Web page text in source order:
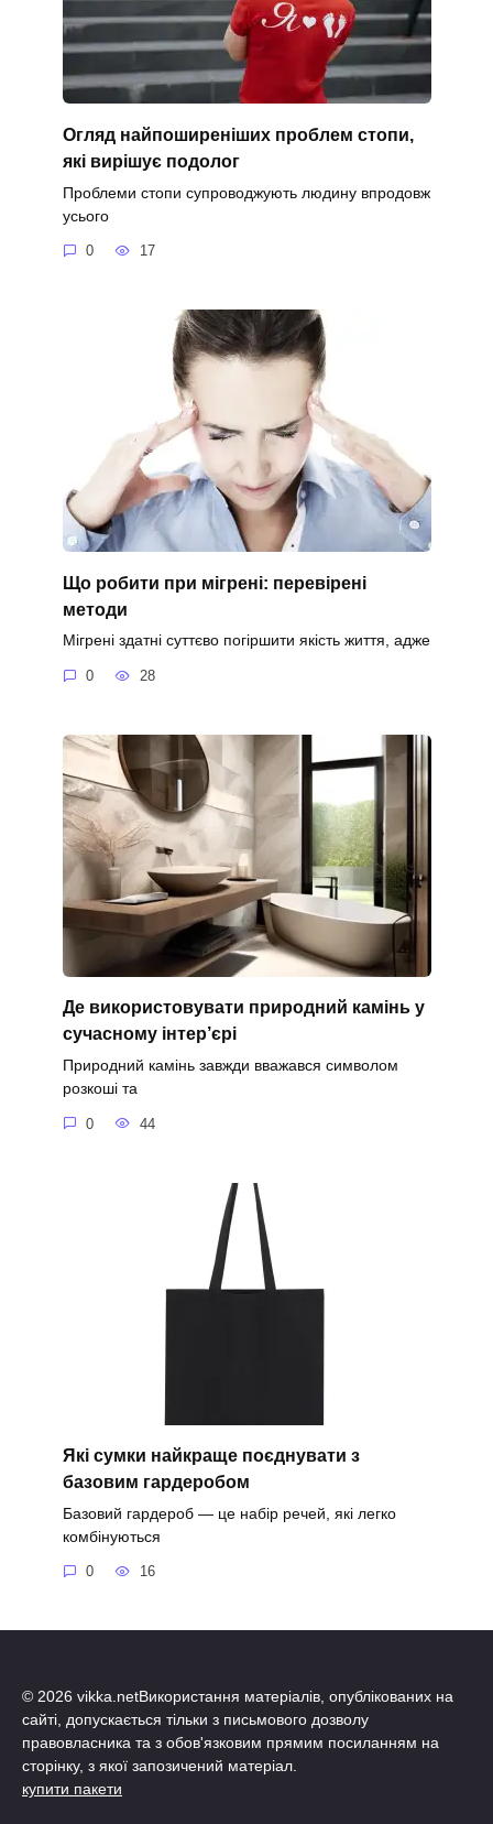
Огляд найпоширеніших проблем стопи,
які вирішує подолог
Проблеми стопи супроводжують людину впродовж
усього
0 17
Що робити при мігрені: перевірені
методи
Мігрені здатні суттєво погіршити якість життя, адже
0 28
Де використовувати природний камінь у
сучасному інтер’єрі
Природний камінь завжди вважався символом
розкоші та
0 44
Які сумки найкраще поєднувати з
базовим гардеробом
Базовий гардероб — це набір речей, які легко
комбінуються
0 16
© 2026 vikka.netВикористання матеріалів, опублікованих на
сайті, допускається тільки з письмового дозволу
правовласника та з обов'язковим прямим посиланням на
сторінку, з якої запозичений матеріал.
купити пакети